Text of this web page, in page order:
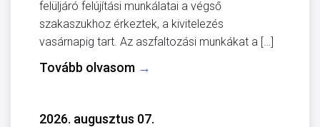
felüljáró felújítási munkálatai a végső
szakaszukhoz érkeztek, a kivitelezés
vasárnapig tart. Az aszfaltozási munkákat a […]
Tovább olvasom →
2026. augusztus 07.